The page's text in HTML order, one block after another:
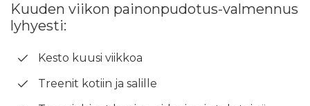
Kuuden viikon painonpudotus-valmennus
lyhyesti:
Kesto kuusi viikkoa
Treenit kotiin ja salille